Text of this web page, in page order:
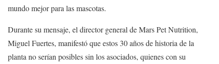
mundo mejor para las mascotas.
Durante su mensaje, el director general de Mars Pet Nutrition,
Miguel Fuertes, manifestó que estos 30 años de historia de la
planta no serían posibles sin los asociados, quienes con su